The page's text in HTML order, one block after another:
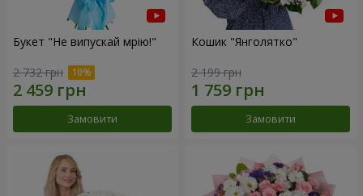
Букет "Не випускай мрію!"
2 732 грн
Замовити
Кошик "Янголятко"
2 199 грн
Замовити